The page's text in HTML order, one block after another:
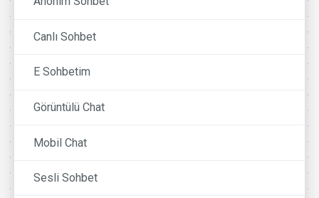
Canlı Sohbet
E Sohbetim
Görüntülü Chat
Mobil Chat
Sesli Sohbet